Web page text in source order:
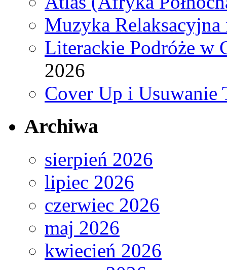
Muzyka
Literackie Podróże w
2026
Cover Up i Usuwanie
Archiwa
sierpień 2026
lipiec 2026
czerwiec 2026
maj 2026
kwiecień 2026